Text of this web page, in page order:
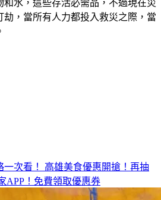
水，這些存活必需品，不過現在災
劫，當所有人力都投入救災之際，當
次看！ 高雄美食優惠開搶！再抽
APP！免費領取優惠券